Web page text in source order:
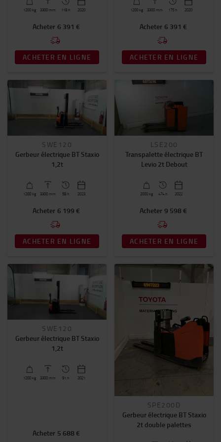
Cabine
OHG_SHEET(3)
WO_DOORS
STEEL_CABIN(1)
1200 kg 3300 mm 118 h 2020
Acheter 6 391 €
ACHETER EN LIGNE
1200 kg 3300 mm 175 h 2020
Acheter 6 391 €
ACHETER EN LIGNE
SWE120
Gerbeur électrique BT Staxio
1,2t
1200 kg 3300 mm 58 h 2023
Acheter 6 199 €
ACHETER EN LIGNE
LSE200
Transpalette électrique BT
Levio 2t Debout
2000 kg 474 h 2022
Acheter 9 598 €
ACHETER EN LIGNE
SWE120
Gerbeur électrique BT Staxio
1,2t
1200 kg 3300 mm 91 h 2021
Acheter 5 688 €
SPE200D
Gerbeur électrique BT Staxio
2t double palettes